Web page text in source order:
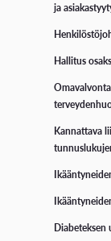
ja
Hallitus
Kannattava